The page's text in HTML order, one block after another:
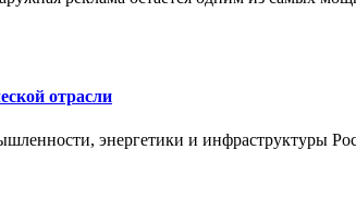
отрасли
энергетики и инфраструктуры